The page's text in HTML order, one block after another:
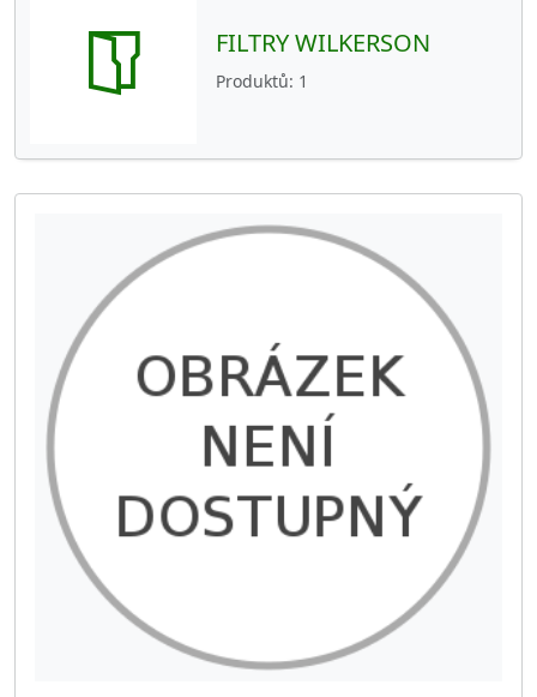
FILTRY WILKERSON
Produktů 1